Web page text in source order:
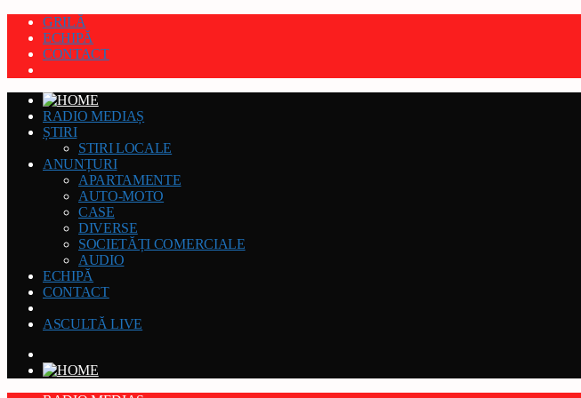
GRILĂ
ECHIPĂ
CONTACT
RADIO MEDIAȘ
ȘTIRI
STIRI LOCALE
ANUNȚURI
APARTAMENTE
AUTO-MOTO
CASE
DIVERSE
SOCIETĂȚI COMERCIALE
AUDIO
ECHIPĂ
CONTACT
ASCULTĂ LIVE